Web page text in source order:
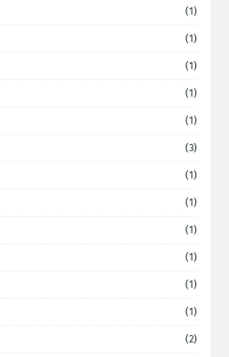
(1)
(1)
(1)
(1)
(1)
(3)
(1)
(1)
(1)
(1)
(1)
(1)
(2)